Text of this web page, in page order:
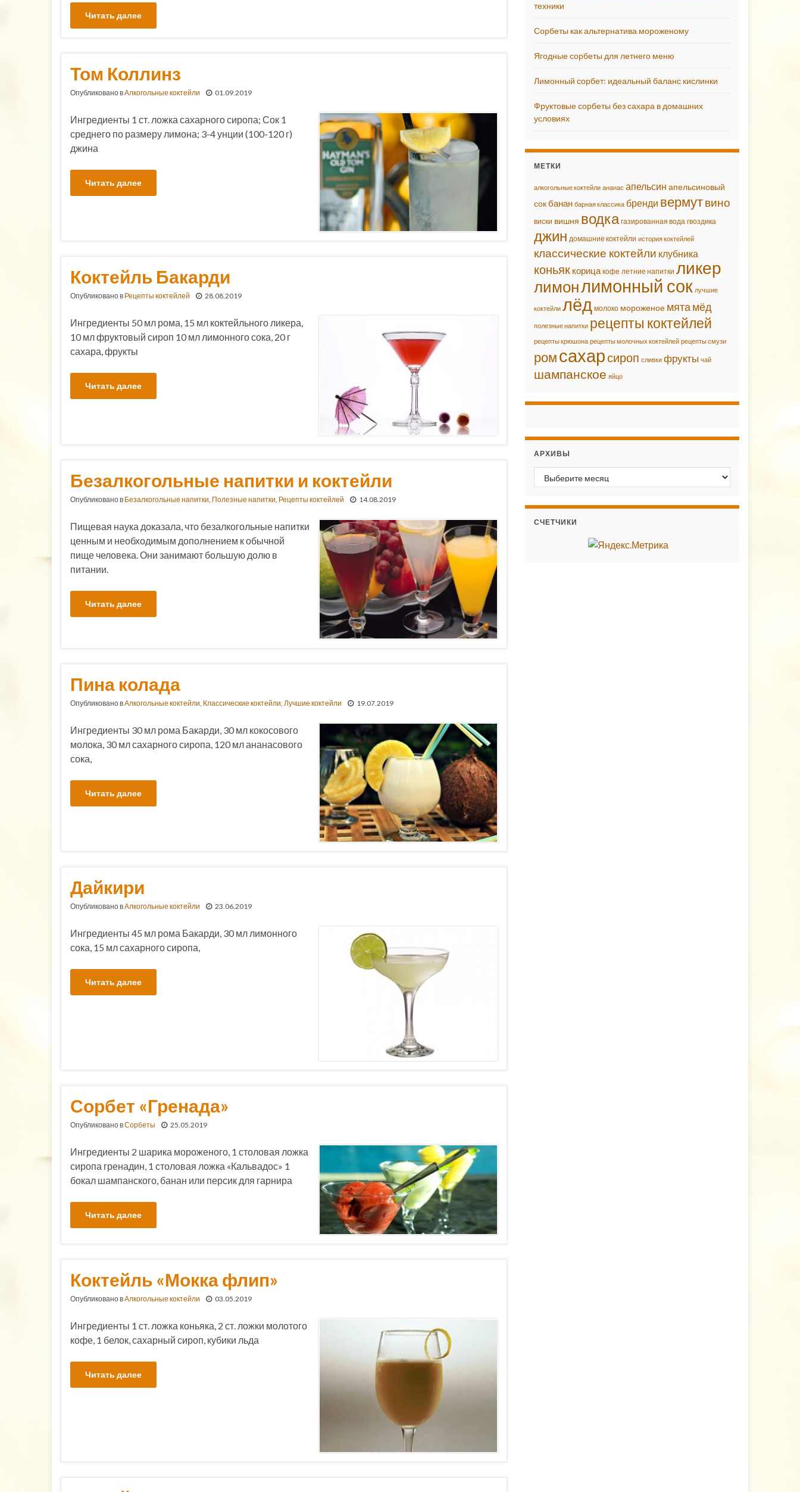
Читать далее
Том Коллинз
Опубликовано вАлкогольные коктейли 01.09.2019
Ингредиенты 1 ст. ложка сахарного сиропа; Сок 1
среднего по размеру лимона; 3-4 унции (100-120 г)
джина
Читать далее
Коктейль Бакарди
Опубликовано в Рецепты коктейлей 28.08.2019
Ингредиенты 50 мл рома, 15 мл коктейльного ликера,
10 мл фруктовый сироп 10 мл лимонного сока, 20 г
сахара, фрукты
Читать далее
Безалкогольные напитки и коктейли
Опубликовано в Безалкогольные напитки Полезные напитки Рецепты коктейлей 14.08.2019
Пищевая наука доказала, что безалкогольные напитки
ценным и необходимым дополнением к обычной
пище человека. Они занимают большую долю в
питании.
Читать далее
Пина колада
Опубликовано вАлкогольные коктейли Классические коктейли Лучшие коктейли 19.07.2019
Ингредиенты 30 мл рома Бакарди, 30 мл кокосового
молока, 30 мл сахарного сиропа, 120 мл ананасового
сока,
Читать далее
Дайкири
Опубликовано вАлкогольные коктейли 23.06.2019
Ингредиенты 45 мл рома Бакарди, 30 мл лимонного
сока, 15 мл сахарного сиропа,
Читать далее
Сорбет «Гренада»
Опубликовано вСорбеты 25.05.2019
Ингредиенты 2 шарика мороженого, 1 столовая ложка
сиропа гренадин, 1 столовая ложка «Кальвадос» 1
бокал шампанского, банан или персик для гарнира
Читать далее
Коктейль «Мокка флип»
Опубликовано вАлкогольные коктейли 03.05.2019
Ингредиенты 1 ст. ложка коньяка, 2 ст. ложки молотого
кофе, 1 белок, сахарный сироп, кубики льда
Читать далее
техники
Сорбеты как альтернатива мороженому
Ягодные сорбеты для летнего меню
Лимонный сорбет: идеальный баланс кислинки
Фруктовые сорбеты без сахара в домашних
условиях
МЕТКИ
алкогольные коктейли ананас апельсин апельсиновый
сокбанан барная классика бренди вермутвино
виски вишня водка газированная вода гвоздика
джин домашние коктейли история коктейлей
классические коктейли клубника
коньяк корица кофе летние напитки ликер
лимонлимонный сок лучшие
коктейли лёд молоко мороженое мятамёд
полезные напитки рецепты коктейлей
рецепты крюшона рецепты молочных коктейлей рецепты смузи
ромсахарсироп сливки фрукты чай
шампанское яйцо
АРХИВЫ
Архивы
СЧЕТЧИКИ